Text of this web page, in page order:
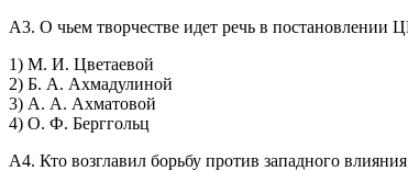
А3. О чьем творчестве идет речь в постановлении
1) М. И. Цветаевой
2) Б. А. Ахмадулиной
3) А. А. Ахматовой
4) О. Ф. Берггольц
А4. Кто возглавил борьбу против западного